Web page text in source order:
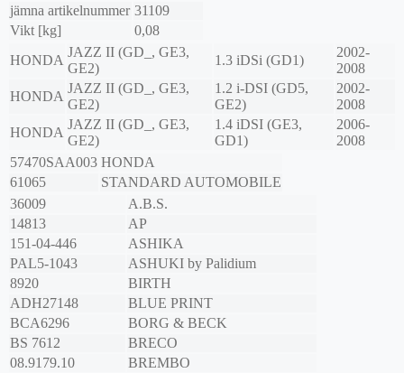
jämna artikelnummer 31109
Vikt [kg]
0,08
HONDA
JAZZ II (GD_, GE3,
GE2)
1.3 iDSi (GD1)
2002-
2008
HONDA
JAZZ II (GD_, GE3,
GE2)
1.2 i-DSI (GD5,
GE2)
2002-
2008
HONDA
JAZZ II (GD_, GE3,
GE2)
1.4 iDSI (GE3,
GD1)
2006-
2008
57470SAA003 HONDA
61065
STANDARD AUTOMOBILE
36009
A.B.S.
14813
AP
151-04-446
ASHIKA
PAL5-1043
ASHUKI by Palidium
8920
BIRTH
ADH27148
BLUE PRINT
BCA6296
BORG & BECK
BS 7612
BRECO
08.9179.10
BREMBO